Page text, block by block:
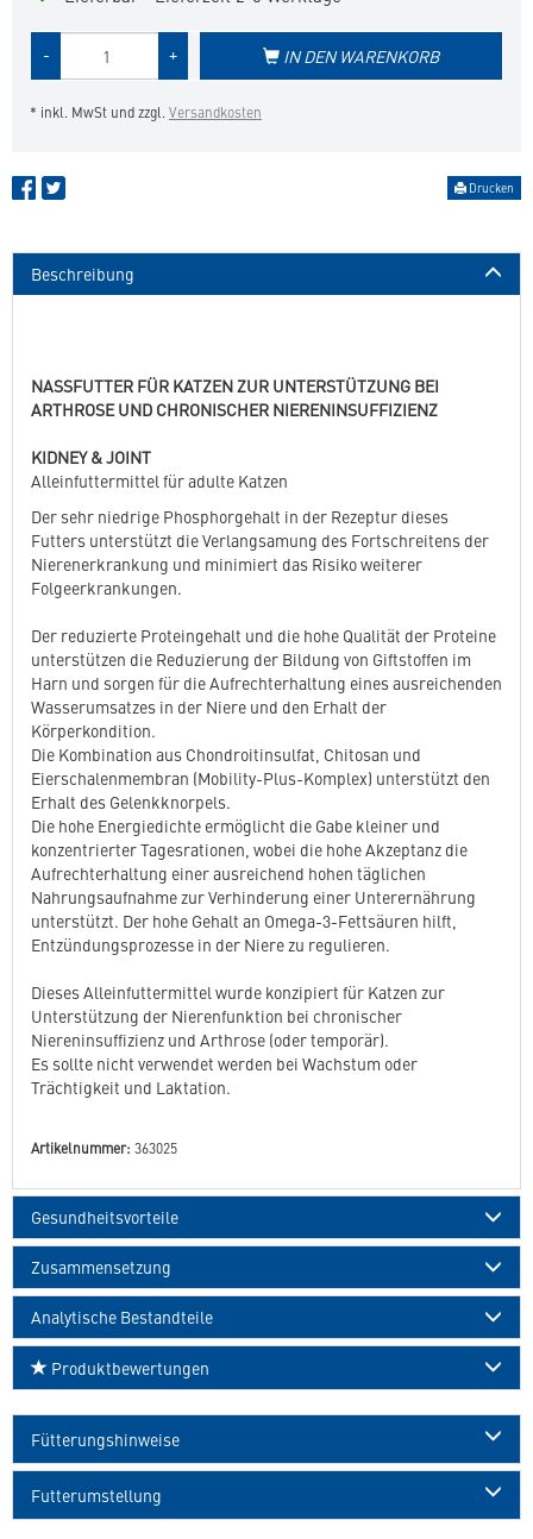
+
- IN DEN WARENKORB
* inkl. MwSt und zzgl.Versandkosten
Drucken
Beschreibung
NASSFUTTER FÜR KATZEN ZUR UNTERSTÜTZUNG BEI
ARTHROSE UND CHRONISCHER NIERENINSUFFIZIENZ
KIDNEY & JOINT
Alleinfuttermittel für adulte Katzen
Der sehr niedrige Phosphorgehalt in der Rezeptur dieses
Futters unterstützt die Verlangsamung des Fortschreitens der
Nierenerkrankung und minimiert das Risiko weiterer
Folgeerkrankungen.
Der reduzierte Proteingehalt und die hohe Qualität der Proteine
unterstützen die Reduzierung der Bildung von Giftstoffen im
Harn und sorgen für die Aufrechterhaltung eines ausreichenden
Wasserumsatzes in der Niere und den Erhalt der
Körperkondition.
Die Kombination aus Chondroitinsulfat, Chitosan und
Eierschalenmembran (Mobility-Plus-Komplex) unterstützt den
Erhalt des Gelenkknorpels.
Die hohe Energiedichte ermöglicht die Gabe kleiner und
konzentrierter Tagesrationen, wobei die hohe Akzeptanz die
Aufrechterhaltung einer ausreichend hohen täglichen
Nahrungsaufnahme zur Verhinderung einer Unterernährung
unterstützt. Der hohe Gehalt an Omega-3-Fettsäuren hilft,
Entzündungsprozesse in der Niere zu regulieren.
Dieses Alleinfuttermittel wurde konzipiert für Katzen zur
Unterstützung der Nierenfunktion bei chronischer
Niereninsuffizienz und Arthrose (oder temporär).
Es sollte nicht verwendet werden bei Wachstum oder
Trächtigkeit und Laktation.
Artikelnummer: 363025
Gesundheitsvorteile
Zusammensetzung
Analytische Bestandteile
Produktbewertungen
Fütterungshinweise
Futterumstellung